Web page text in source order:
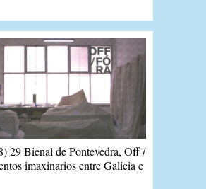
29 Bienal de Pontevedra, Off /
imaxinarios entre Galicia e